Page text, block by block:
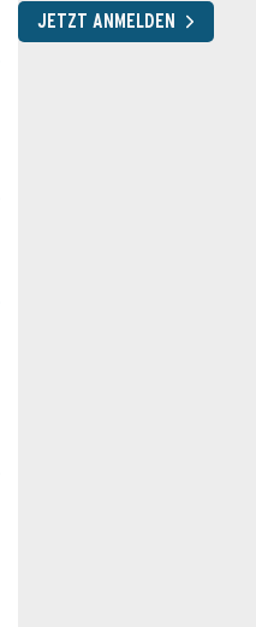
JETZT ANMELDEN